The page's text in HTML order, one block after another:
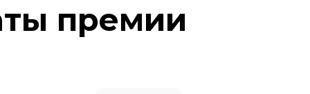
премии